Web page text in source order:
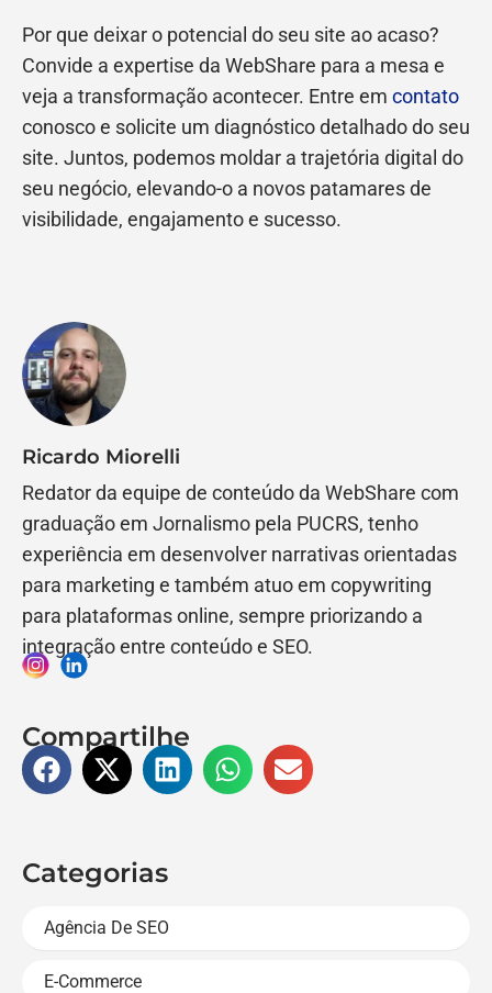
Por que deixar o potencial do seu site ao acaso?
Convide a expertise da WebShare para a mesa e
veja a transformação acontecer. Entre em contato
conosco e solicite um diagnóstico detalhado do seu
site. Juntos, podemos moldar a trajetória digital do
seu negócio, elevando-o a novos patamares de
visibilidade, engajamento e sucesso.
Ricardo Miorelli
Redator da equipe de conteúdo da WebShare com
graduação em Jornalismo pela PUCRS, tenho
experiência em desenvolver narrativas orientadas
para marketing e também atuo em copywriting
para plataformas online, sempre priorizando a
integração entre conteúdo e SEO.
Compartilhe
Categorias
Agência De SEO
E-Commerce